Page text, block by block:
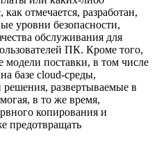
отмечается, разработан,
уровни безопасности,
обслуживания для
ПК. Кроме того,
модели поставки, в том числе
базе cloud-среды,
развертываемые в
в то же время,
копирования и
предотвращать